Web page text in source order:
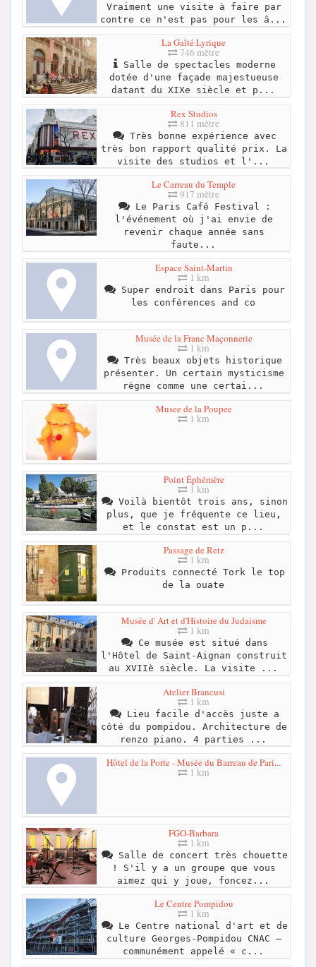
Vraiment une visite à faire par
contre ce n'est pas pour les â...
La Gaîté Lyrique
746 mètre
Salle de spectacles moderne
dotée d'une façade majestueuse
datant du XIXe siècle et p...
Rex Studios
811 mètre
Très bonne expérience avec
très bon rapport qualité prix. La
visite des studios et l'...
Le Carreau du Temple
917 mètre
Le Paris Café Festival :
l'événement où j'ai envie de
revenir chaque année sans
faute...
Espace Saint-Martin
1 km
Super endroit dans Paris pour
les conférences and co
Musée de la Franc Maçonnerie
1 km
Très beaux objets historique
présenter. Un certain mysticisme
règne comme une certai...
Musee de la Poupee
1 km
Point Éphémère
1 km
Voilà bientôt trois ans, sinon
plus, que je fréquente ce lieu,
et le constat est un p...
Passage de Retz
1 km
Produits connecté Tork le top
de la ouate
Musée d' Art et d'Histoire du Judaisme
1 km
Ce musée est situé dans
l'Hôtel de Saint-Aignan construit
au XVIIè siècle. La visite ...
Atelier Brancusi
1 km
Lieu facile d'accès juste a
côté du pompidou. Architecture de
renzo piano. 4 parties ...
Hôtel de la Porte - Musée du Barreau de Pari...
1 km
FGO-Barbara
1 km
Salle de concert très chouette
! S'il y a un groupe que vous
aimez qui y joue, foncez...
Le Centre Pompidou
1 km
Le Centre national d'art et de
culture Georges-Pompidou CNAC —
communément appelé « c...